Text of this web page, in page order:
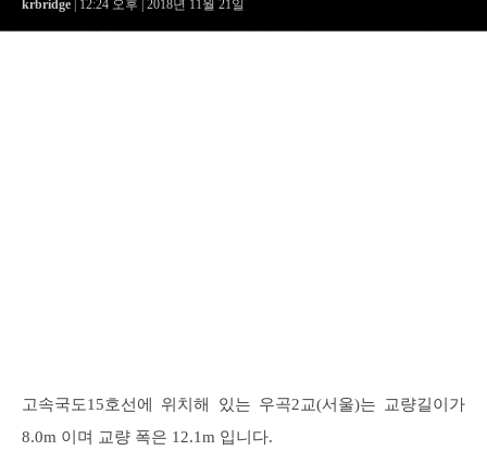
krbridge | 12:24 오후 | 2018년 11월 21일
고속국도15호선에 위치해 있는 우곡2교(서울)는 교량길이가
8.0m 이며 교량 폭은 12.1m 입니다.